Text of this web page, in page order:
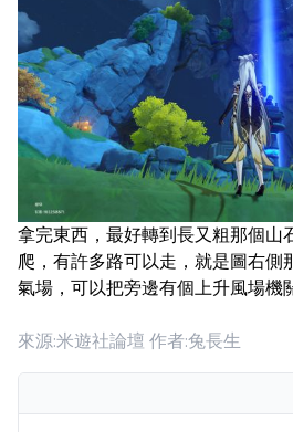
拿完東西，最好轉到長又粗那個山
爬，有許多路可以走，就是圖右側
氣場，可以把旁邊有個上升風場機
來源:米遊社論壇 作者:兔長生